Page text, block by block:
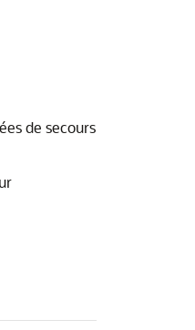
de secours